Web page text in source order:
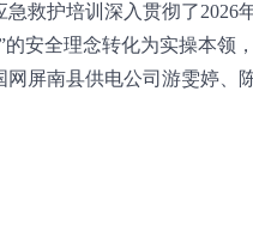
急救护培训深入贯彻了
的安全理念转化为实操本领
屏南县供电公司游雯婷、